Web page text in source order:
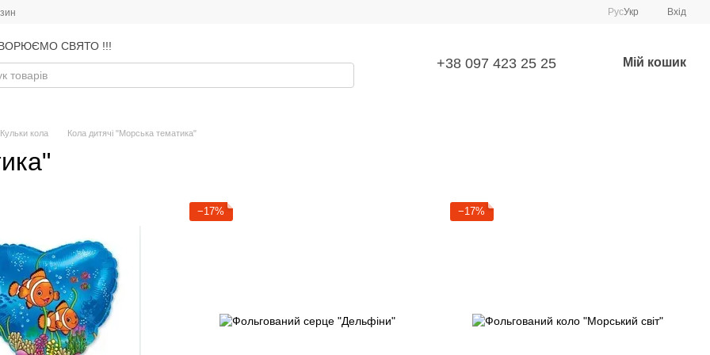
РусУкр Вхід
СВЯТО !!!
+38 097 423 25 25 Мій кошик
Кульки кола Кола дитячі "Морська тематика"
−17% −17%